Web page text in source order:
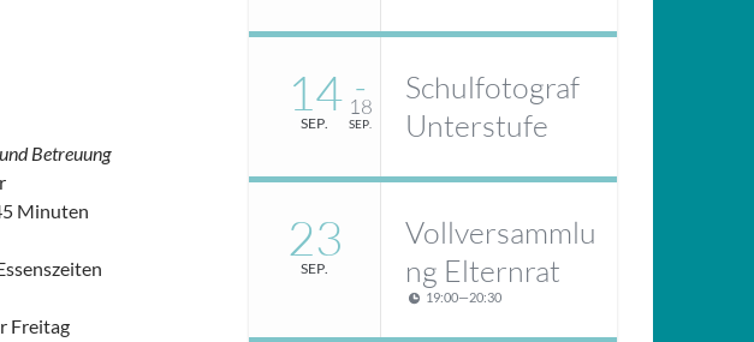
Betreuung
Minuten
Freitag
14
SEP.
–
18
SEP.
Schulfotograf
Unterstufe
23
SEP.
Vollversammlu
ng Elternrat
19:00—20:30